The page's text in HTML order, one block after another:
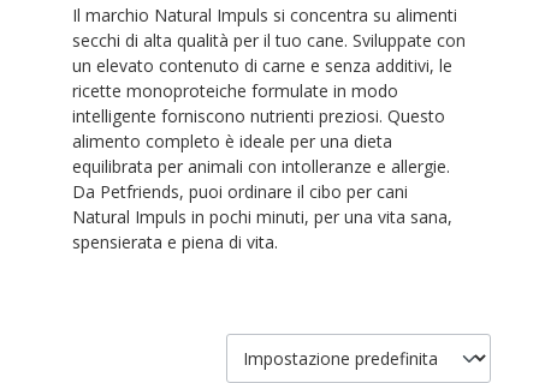
Il marchio Natural Impuls si concentra su alimenti
secchi di alta qualità per il tuo cane. Sviluppate con
un elevato contenuto di carne e senza additivi, le
ricette monoproteiche formulate in modo
intelligente forniscono nutrienti preziosi. Questo
alimento completo è ideale per una dieta
equilibrata per animali con intolleranze e allergie.
Da Petfriends, puoi ordinare il cibo per cani
Natural Impuls in pochi minuti, per una vita sana,
spensierata e piena di vita.